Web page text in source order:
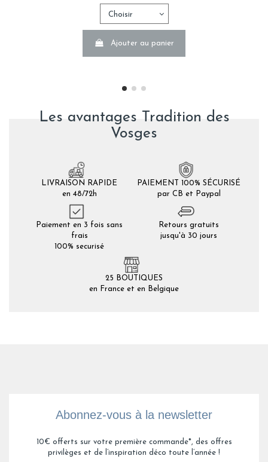
Ajouter au panier
Les avantages Tradition des
Vosges
LIVRAISON RAPIDE
en 48/72h
PAIEMENT 100% SÉCURISÉ
par CB et Paypal
Paiement en 3 fois sans
frais
100% securisé
Retours gratuits
jusqu'à 30 jours
25 BOUTIQUES
en France et en Belgique
Abonnez-vous à la newsletter
10€ offerts sur votre première commande*, des offres
privilèges et de l’inspiration déco toute l’année !